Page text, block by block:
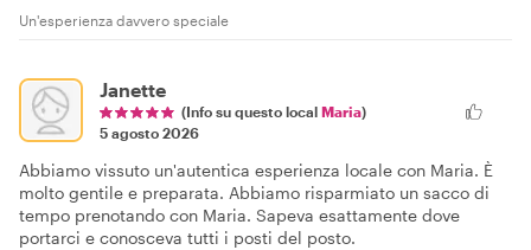
Un'esperienza davvero speciale
Janette
(Info su questo local Maria)
5 agosto 2026
Abbiamo vissuto un'autentica esperienza locale con Maria. È
molto gentile e preparata. Abbiamo risparmiato un sacco di
tempo prenotando con Maria. Sapeva esattamente dove
portarci e conosceva tutti i posti del posto.